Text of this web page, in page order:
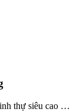
thự siêu cao …